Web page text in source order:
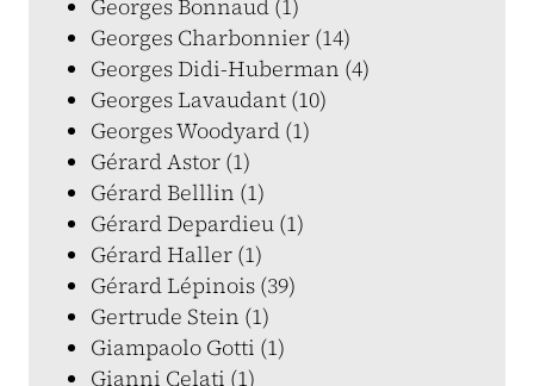
Georges Bonnaud (1)
Georges Charbonnier (14)
Georges Didi-Huberman (4)
Georges Lavaudant (10)
Georges Woodyard (1)
Gérard Astor (1)
Gérard Belllin (1)
Gérard Depardieu (1)
Gérard Haller (1)
Gérard Lépinois (39)
Gertrude Stein (1)
Giampaolo Gotti (1)
Gianni Celati (1)